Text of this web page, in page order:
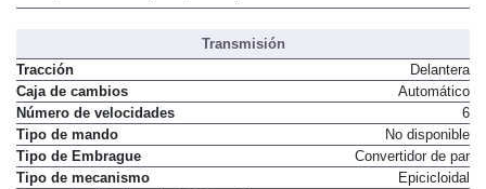
Transmisión
Tracción
Delantera
Caja de cambios
Automático
Número de velocidades
6
Tipo de mando
No disponible
Tipo de Embrague
Convertidor de par
Tipo de mecanismo
Epicicloidal